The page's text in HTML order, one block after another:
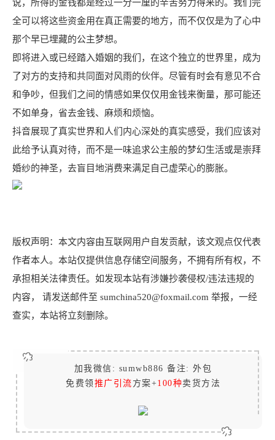
说，所得的金钱都是经过一分一厘的辛苦努力得来的。我们完
全可以将这些资金用在真正需要的地方，而不仅仅是为了心中
那个早已埋藏的公主梦想。
即将进入或已经踏入婚姻的我们，在这个独立的世界里，成为
了对方的支持和共同面对风雨的伙伴。尽管有时会有意见不合
和争吵，但我们之间的情感如果仅仅用金钱来衡量，那可能还
不如单身，省去金钱、麻烦和烦恼。
抖音展现了真实世界和人们内心深处的真实感受，我们应该对
此给予认真对待，而不是一味追求公主般的梦幻生活或是崇拜
婚纱的神圣，去盲目地消费来满足自己虚荣心的膨胀。
版权声明：本文内容由互联网用户自发贡献，该文观点仅代表
作者本人。本站仅提供信息存储空间服务，不拥有所有权，不
承担相关法律责任。如发现本站有涉嫌抄袭侵权/违法违规的
内容， 请发送邮件至 sumchina520@foxmail.com 举报，一经
查实，本站将立刻删除。
加我微信: sumwb886 备注: 外包
免费领 推广引流 方案+100种卖货方法